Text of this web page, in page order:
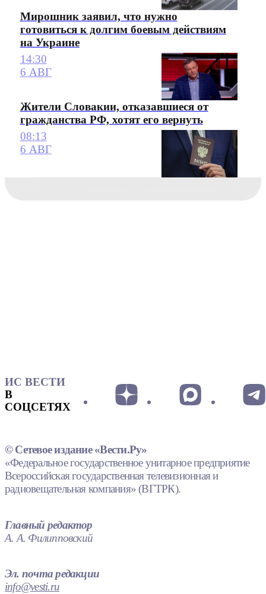
Мирошник заявил, что нужно
готовиться к долгим боевым действиям
на Украине
14:30
6 АВГ
Жители Словакии, отказавшиеся от
гражданства РФ, хотят его вернуть
08:13
6 АВГ
ИС ВЕСТИ
В
СОЦСЕТЯХ
© Сетевое издание «Вести.Ру»
«Федеральное государственное унитарное предприятие
Всероссийская государственная телевизионная и
радиовещательная компания» (ВГТРК).
Главный редактор
А. А. Филипповский
Эл. почта редакции
info@vesti.ru